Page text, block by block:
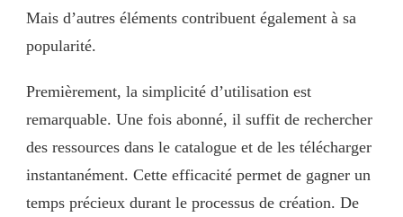
Mais d’autres éléments contribuent également à sa
popularité.
Premièrement, la simplicité d’utilisation est
remarquable. Une fois abonné, il suffit de rechercher
des ressources dans le catalogue et de les télécharger
instantanément. Cette efficacité permet de gagner un
temps précieux durant le processus de création. De